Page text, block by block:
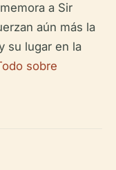
a Sir
aún más la
su lugar en la
sobre